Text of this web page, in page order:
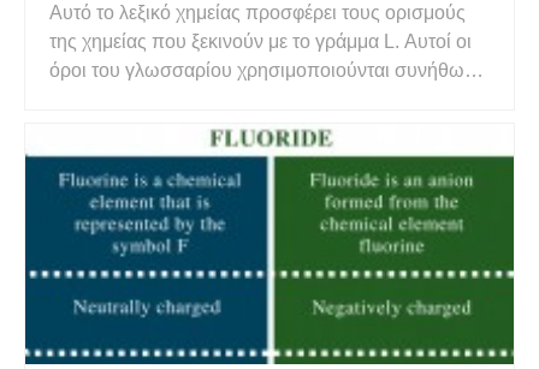
Αυτό το λεξικό χημείας προσφέρει τους ορισμούς
της χημείας που ξεκινούν με το γράμμα L. Αυτοί οι
όροι του γλωσσαρίου χρησιμοποιούνται συνήθως
παρακάτω γράμμα για να βρείτε τους όρους και
τους ορισμούς που ξεκινούν με αυτό το γράμμα. A
B C D E F G H